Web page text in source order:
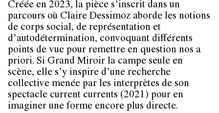
Créée en 2023, la pièce s’inscrit dans un
parcours où Claire Dessimoz aborde les notions
de corps social, de représentation et
d’autodétermination, convoquant différents
points de vue pour remettre en question nos a
priori. Si Grand Miroir la campe seule en
scène, elle s’y inspire d’une recherche
collective menée par les interprètes de son
spectacle current currents (2021) pour en
imaginer une forme encore plus directe.